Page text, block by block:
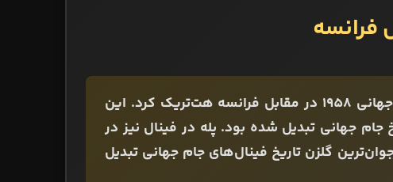
زمانی که پله 17 سال و 244 روز داشت در نیمه‌نهایی جام جهانی 1958 در مقابل فرانسه هت‌تریک کرد. این
جام جهانی تبدیل شده بود. پله در فینال نیز در
گل به ثمر رساند و با 17 سال و 249 روز به جوان‌ترین گلزن تاریخ فینال‌های جام جهانی تبدیل